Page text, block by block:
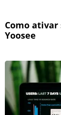
Como
Yoosee